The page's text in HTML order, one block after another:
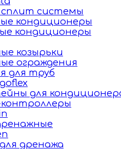
системы
кондиционеры
кондиционеры
козырьки
ограждения
для труб
для
дренажа